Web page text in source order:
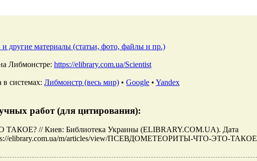
другие материалы (статьи, фото, файлы и пр.)
Либмонстре: https://elibrary.com.ua/Scientist
в системах: Либмонстр (весь мир) • Google • Yandex
работ (для цитирования):
// Киев: Библиотека Украины (ELIBRARY.COM.UA). Дата
elibrary.com.ua/m/articles/view/ПСЕВДОМЕТЕОРИТЫ-ЧТО-ЭТО-ТАКОЕ